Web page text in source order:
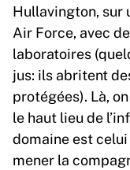
Hullavington, sur
Air Force, avec
laboratoires
jus: ils abritent
protégées). Là,
le haut lieu de
domaine est
mener la